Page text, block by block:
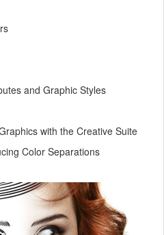
and Graphic Styles
with the Creative Suite
Color Separations